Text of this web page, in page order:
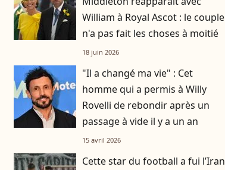
William à Royal Ascot : le couple
n'a pas fait les choses à moitié
18 juin 2026
"Il a changé ma vie" : Cet
homme qui a permis à Willy
Rovelli de rebondir après un
passage à vide il y a un an
15 avril 2026
Cette star du football a fui l’Iran